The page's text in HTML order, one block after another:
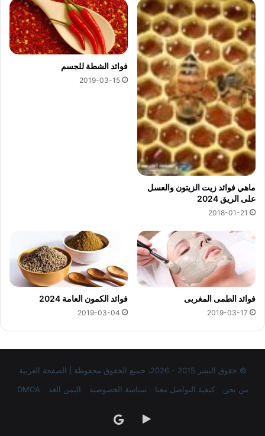
ماهي فوائد زيت الزيتون والعسل
على الريق 2024
2018-01-21
فوائد الشطة للجسم
2019-03-15
فوائد الطمى المغربى
2019-03-17
فوائد الكمون العامة 2024
2019-03-04
© حقوق النشر 2015 - 2026، جميع الحقوق محفوظة | الصفحة العربية
من نحن
كيفية التواصل معنا سياسة الخصوصية اليمن الغد DMCA
‏Google
google